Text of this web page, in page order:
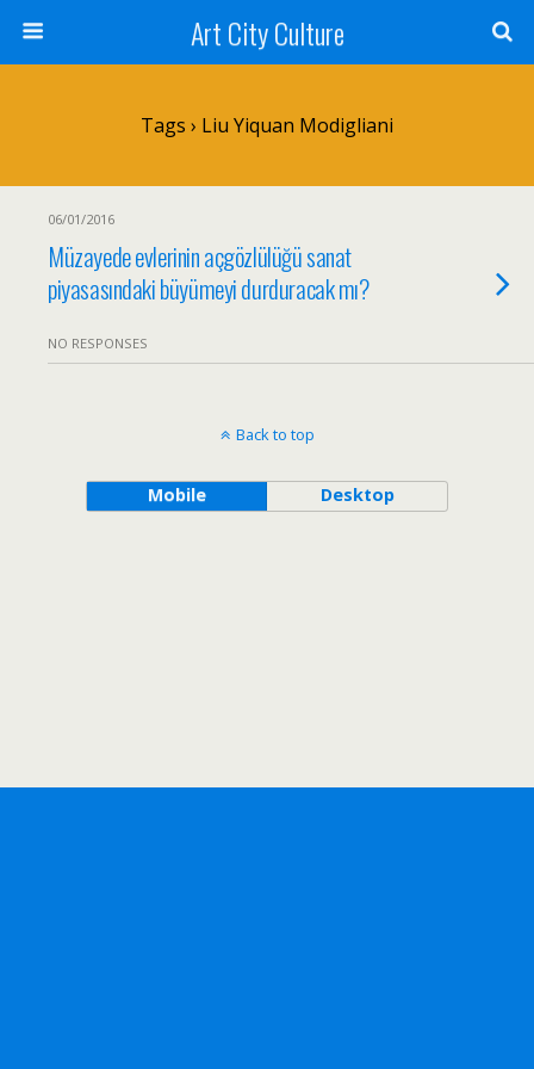
Art City Culture
Tags › Liu Yiquan Modigliani
06/01/2016
Müzayede evlerinin açgözlülüğü sanat
piyasasındaki büyümeyi durduracak mı?
NO RESPONSES
Back to top
Mobile Desktop